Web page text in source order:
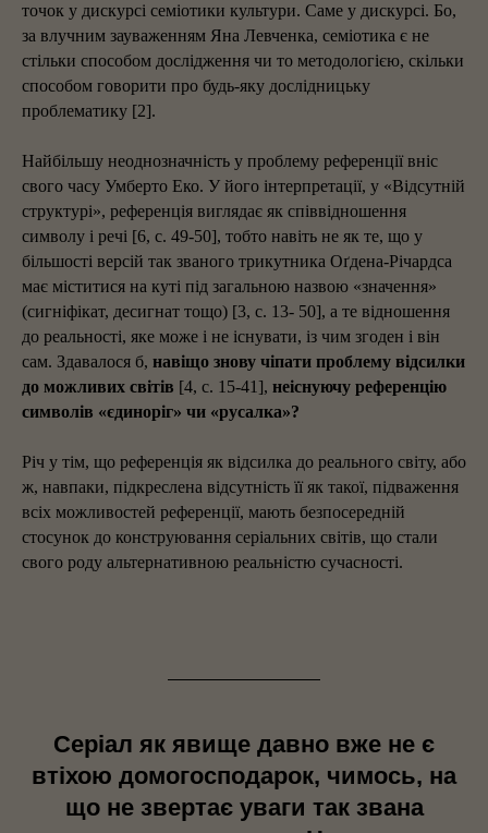
точок у дискурсі семіотики культури. Саме у дискурсі. Бо,
за влучним зауваженням Яна Левченка, семіотика є не
стільки способом дослідження чи то методологією, скільки
способом говорити про будь-яку дослідницьку
проблематику [2].
Найбільшу неоднозначність у проблему референції вніс
свого часу Умберто Еко. У його інтерпретації, у «Відсутній
структурі», референція виглядає як співвідношення
символу і речі [6, с. 49-50], тобто навіть не як те, що у
більшості версій так званого трикутника Оґдена-Річардса
має міститися на куті під загальною назвою «значення»
(сигніфікат, десигнат тощо) [3, с. 13- 50], а те відношення
до реальності, яке може і не існувати, із чим згоден і він
сам. Здавалося б, навіщо знову чіпати проблему відсилки
до можливих світів [4, с. 15-41], неіснуючу референцію
символів «єдиноріг» чи «русалка»?
Річ у тім, що референція як відсилка до реального світу, або
ж, навпаки, підкреслена відсутність її як такої, підваження
всіх можливостей референції, мають безпосередній
стосунок до конструювання серіальних світів, що стали
свого роду альтернативною реальністю сучасності.
Серіал як явище давно вже не є
втіхою домогосподарок, чимось, на
що не звертає уваги так звана